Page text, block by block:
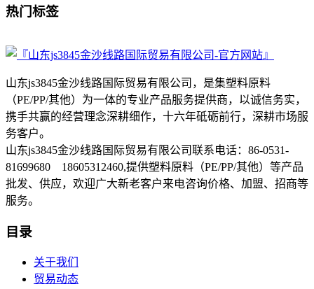
热门标签
山东js3845金沙线路国际贸易有限公司，是集塑料原料
（PE/PP/其他）为一体的专业产品服务提供商，以诚信务实，
携手共赢的经营理念深耕细作，十六年砥砺前行，深耕市场服
务客户。
山东js3845金沙线路国际贸易有限公司联系电话：86-0531-
81699680 18605312460,提供塑料原料（PE/PP/其他）等产品
批发、供应，欢迎广大新老客户来电咨询价格、加盟、招商等
服务。
目录
关于我们
贸易动态